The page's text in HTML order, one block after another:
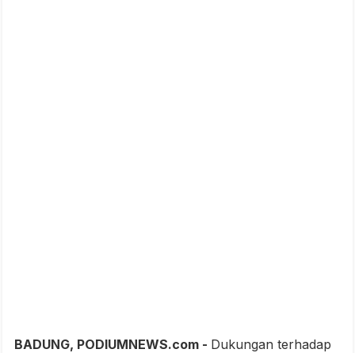
BADUNG, PODIUMNEWS.com - Dukungan terhadap